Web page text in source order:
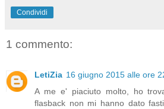
Condividi
1 commento:
LetiZia 16 giugno 2015 alle ore
A me e' piaciuto molto, ho
flasback non mi hanno dato